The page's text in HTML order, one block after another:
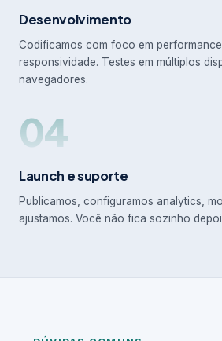
Desenvolvimento
Codificamos com foco em
responsividade. Testes em múltiplos
navegadores.
04
Launch e suporte
Publicamos, configuramos analytics,
ajustamos. Você não fica sozinho